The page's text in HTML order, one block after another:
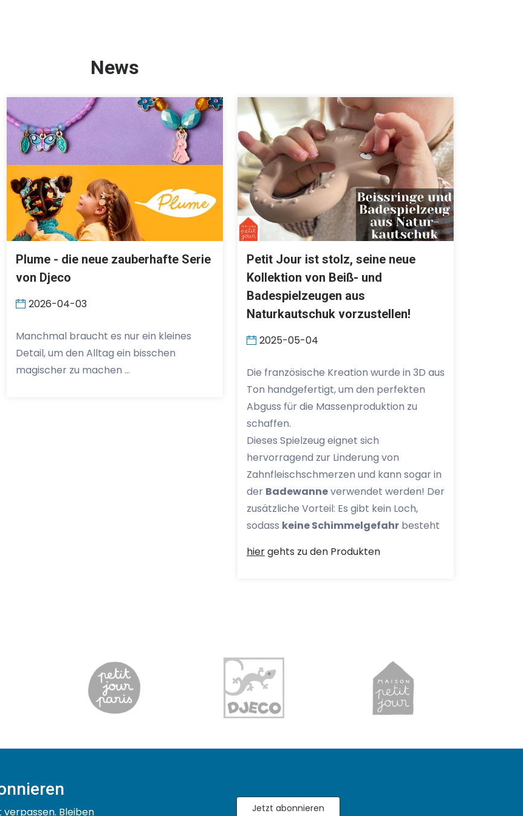
News
Plume - die neue zauberhafte Serie
von Djeco
2026-04-03
Manchmal braucht es nur ein kleines
Detail, um den Alltag ein bisschen
magischer zu machen …
Petit Jour ist stolz, seine neue
Kollektion von Beiß- und
Badespielzeugen aus
Naturkautschuk vorzustellen!
2025-05-04
Die französische Kreation wurde in 3D aus
Ton handgefertigt, um den perfekten
Abguss für die Massenproduktion zu
schaffen.
Dieses Spielzeug eignet sich
hervorragend zur Linderung von
Zahnfleischschmerzen und kann sogar in
der Badewanneverwendet werden! Der
zusätzliche Vorteil: Es gibt kein Loch,
sodass keine Schimmelgefahr besteht
hiergehts zu den Produkten
Bleiben Jetzt abonnieren